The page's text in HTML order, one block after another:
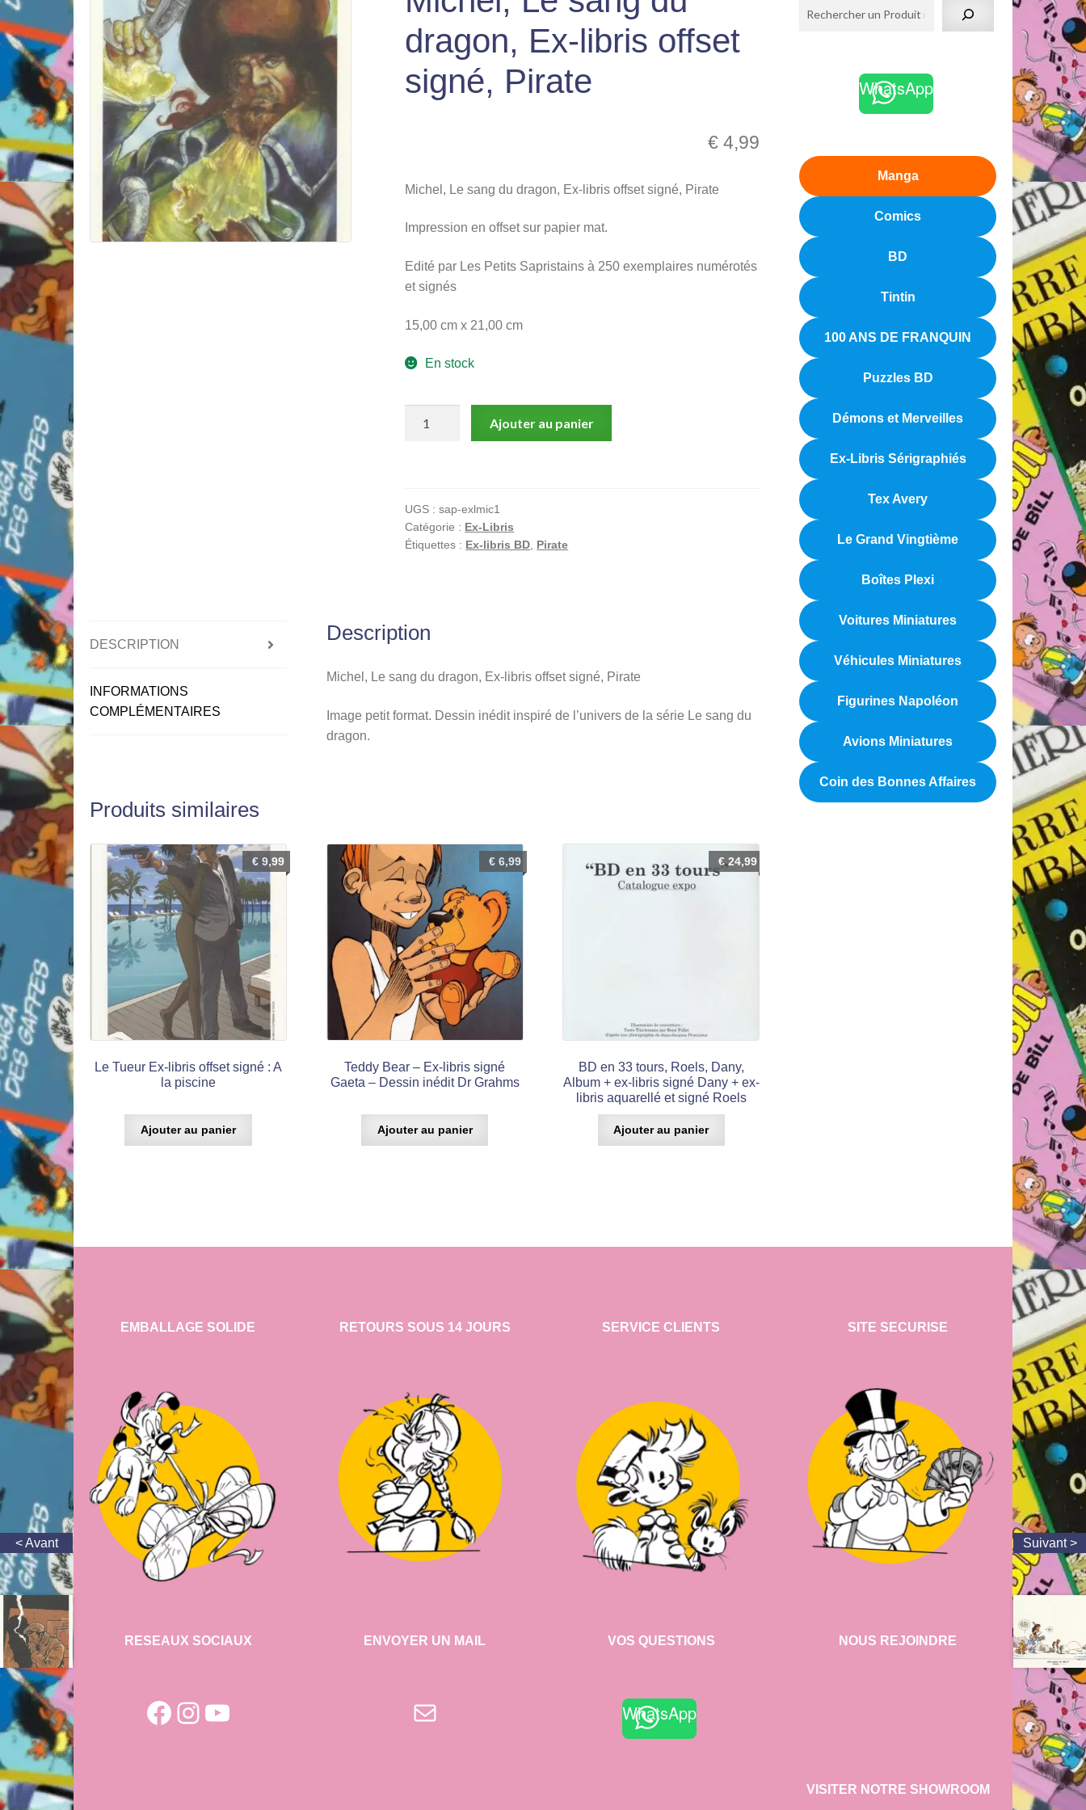
dragon, Ex-libris offset
signé, Pirate
€ 4,99
Michel, Le sang du dragon, Ex-libris offset signé, Pirate
Impression en offset sur papier mat.
Edité par Les Petits Sapristains à 250 exemplaires numérotés
et signés
15,00 cm x 21,00 cm
En stock
du
dragon,
Ex-
Pirate
Ajouter au panier
UGS :sap-exlmic1
Catégorie : Ex-Libris
Étiquettes : Ex-libris BD Pirate
DESCRIPTION
INFORMATIONS
COMPLÉMENTAIRES
Description
Michel, Le sang du dragon, Ex-libris offset signé, Pirate
Image petit format. Dessin inédit inspiré de l’univers de la série Le sang du
dragon.
Produits similaires
Le Tueur Ex-libris offset signé : A
la piscine
€9,99
Ajouter au panier
Teddy Bear – Ex-libris signé
Gaeta – Dessin inédit Dr Grahms
€6,99
Ajouter au panier
BD en 33 tours, Roels, Dany,
Album + ex-libris signé Dany + ex-
libris aquarellé et signé Roels
€24,99
Ajouter au panier
WhatsApp
Manga
Comics
BD
Tintin
100 ANS DE FRANQUIN
Puzzles BD
Démons et Merveilles
Ex-Libris Sérigraphiés
Tex Avery
Le Grand Vingtième
Boîtes Plexi
Voitures Miniatures
Véhicules Miniatures
Figurines Napoléon
Avions Miniatures
Coin des Bonnes Affaires
EMBALLAGE SOLIDE
RESEAUX SOCIAUX
Facebook
Instagram
YouTube
RETOURS SOUS 14 JOURS
ENVOYER UN MAIL
E-mail
SERVICE CLIENTS
VOS QUESTIONS
WhatsApp
SITE SECURISE
NOUS REJOINDRE
VISITER NOTRE SHOWROOM